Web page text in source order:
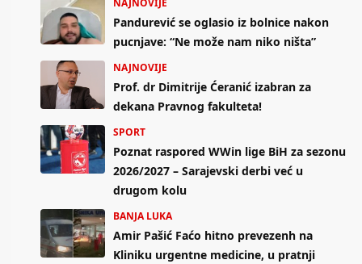
Pandurević se oglasio iz bolnice nakon
pucnjave: “Ne može nam niko ništa”
NAJNOVIJE
Prof. dr Dimitrije Ćeranić izabran za
dekana Pravnog fakulteta!
SPORT
Poznat raspored WWin lige BiH za sezonu
2026/2027 – Sarajevski derbi već u
drugom kolu
BANJA LUKA
Amir Pašić Faćo hitno prevezenh na
Kliniku urgentne medicine, u pratnji